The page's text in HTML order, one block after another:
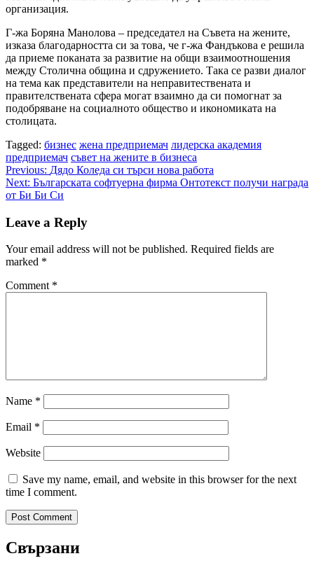
организация.
Г-жа Боряна Манолова – председател на Съвета на жените,
изказа благодарността си за това, че г-жа Фандъкова е решила
да приеме поканата за развитие на общи взаимоотношения
между Столична община и сдружението. Така се разви диалог
на тема как представители на неправитествената и
правителствената сфера могат взаимно да си помогнат за
подобряване на социалното общество и икономиката на
столицата.
Tagged: бизнес жена предприемач лидерска академия
предприемач съвет на жените в бизнеса
Post
navigation
Previous: Дядо Коледа си търси нова работа
Next: Българската софтуерна фирма Онтотекст получи награда
от Би Би Си
Leave a Reply
Your email address will not be published. Required fields are
marked *
Comment *
Name *
Email *
Website
Save my name, email, and website in this browser for the next
time I comment.
Свързани